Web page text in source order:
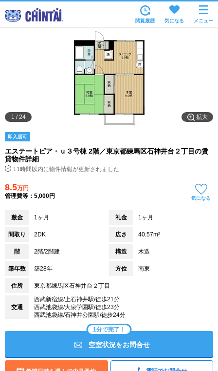
住所から
家賃相場から
通勤通学時間から
物件特集から
閲覧履歴 気になる メニュー
拡大
1 /24
即入居可
エステートピア・ｕ３号棟 2階／東京都練馬区石神井台２丁目の賃
貸物件詳細
11時間以内に物件情報が更新されました
8.5万円
管理費等：5,000円
気になる
敷金 1ヶ月 礼金 1ヶ月
間取り 2DK 広さ 40.57m²
階 2階/2階建 構造 木造
築年数 築28年 方位 南東
住所 東京都練馬区石神井台２丁目
交通
西武新宿線/上石神井駅/徒歩21分
西武池袋線/大泉学園駅/徒歩23分
西武池袋線/石神井公園駅/徒歩24分
1分で完了！
空室状況をお問合せ